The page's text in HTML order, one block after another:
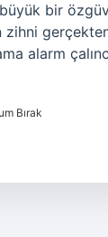
bir
zihni
alarm
Bırak